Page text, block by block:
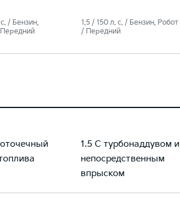
/ Бензин,
1.5 / 150 л. c. / Бензин, Робот
/ Передний
1.5 С турбонаддувом и
непосредственным
впрыском